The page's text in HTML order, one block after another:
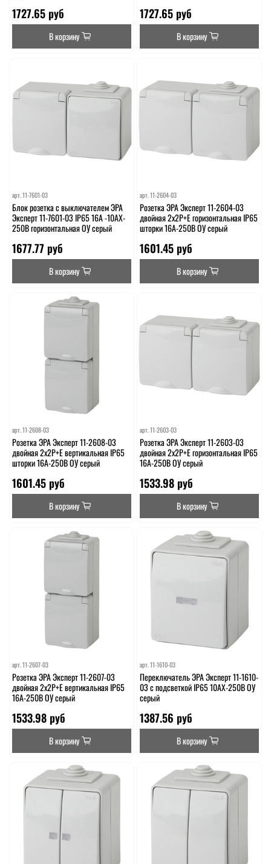
1727.65 руб
В корзину
1727.65 руб
В корзину
арт.11-7601-03
Блок розетка с выключателем ЭРА
Эксперт 11-7601-03 IP65 16A -10AX-
250В горизонтальная ОУ серый
1677.77 руб
В корзину
арт. 11-2604-03
Розетка ЭРА Эксперт 11-2604-03
двойная 2х2P+E горизонтальная IP65
шторки 16A-250В ОУ серый
1601.45 руб
В корзину
арт.11-2608-03
Розетка ЭРА Эксперт 11-2608-03
двойная 2х2P+E вертикальная IP65
шторки 16A-250В ОУ серый
1601.45 руб
В корзину
арт. 11-2603-03
Розетка ЭРА Эксперт 11-2603-03
двойная 2х2P+E горизонтальная IP65
16A-250В ОУ серый
1533.98 руб
В корзину
арт.11-2607-03
Розетка ЭРА Эксперт 11-2607-03
двойная 2х2P+E вертикальная IP65
16A-250В ОУ серый
1533.98 руб
В корзину
арт.11-1610-03
Переключатель ЭРА Эксперт 11-1610-
03 с подсветкой IP65 10АХ-250В ОУ
серый
1387.56 руб
В корзину